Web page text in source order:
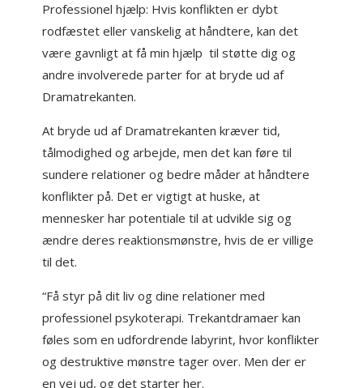
Professionel hjælp: Hvis konflikten er dybt
rodfæstet eller vanskelig at håndtere, kan det
være gavnligt at få min hjælp til støtte dig og
andre involverede parter for at bryde ud af
Dramatrekanten.
At bryde ud af Dramatrekanten kræver tid,
tålmodighed og arbejde, men det kan føre til
sundere relationer og bedre måder at håndtere
konflikter på. Det er vigtigt at huske, at
mennesker har potentiale til at udvikle sig og
ændre deres reaktionsmønstre, hvis de er villige
til det.
“Få styr på dit liv og dine relationer med
professionel psykoterapi. Trekantdramaer kan
føles som en udfordrende labyrint, hvor konflikter
og destruktive mønstre tager over. Men der er
en vej ud, og det starter her.